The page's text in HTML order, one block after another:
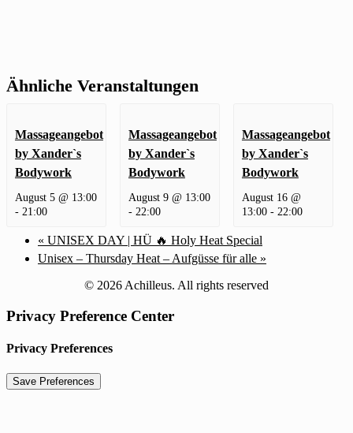
Ähnliche Veranstaltungen
Massageangebot
by Xander`s
Bodywork
August 5 @ 13:00
- 21:00
Massageangebot
by Xander`s
Bodywork
August 9 @ 13:00
- 22:00
Massageangebot
by Xander`s
Bodywork
August 16 @
13:00- 22:00
« UNISEX DAY | HÜ 🔥 Holy Heat Special
Unisex – Thursday Heat – Aufgüsse für alle »
© 2026 Achilleus. All rights reserved
Privacy Preference Center
Privacy Preferences